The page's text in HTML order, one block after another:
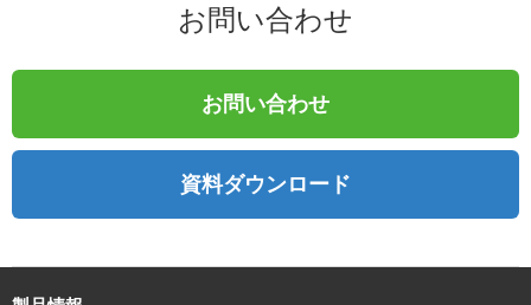
お問い合わせ
お問い合わせ
資料ダウンロード